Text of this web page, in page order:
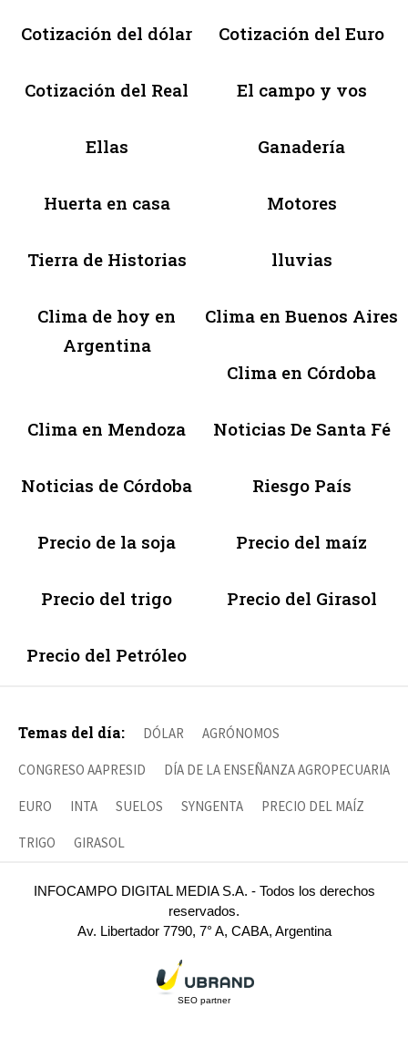
Cotización del dólar Cotización del Euro
Cotización del Real El campo y vos
Ellas Ganadería
Huerta en casa Motores
Tierra de Historias lluvias
Clima de hoy en
Argentina
Clima en Buenos Aires
Clima en Córdoba
Clima en Mendoza Noticias De Santa Fé
Noticias de Córdoba Riesgo País
Precio de la soja Precio del maíz
Precio del trigo Precio del Girasol
Precio del Petróleo
Temas del día: DÓLAR AGRÓNOMOS
CONGRESO AAPRESID DÍA DE LA ENSEÑANZA AGROPECUARIA
EURO INTA SUELOS SYNGENTA PRECIO DEL MAÍZ
TRIGO GIRASOL
INFOCAMPO DIGITAL MEDIA S.A. - Todos los derechos
reservados.
Av. Libertador 7790, 7° A, CABA, Argentina
SEO partner